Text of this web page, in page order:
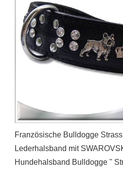
Französische Bulldogge
Lederhalsband mit
Hundehalsband Bulldogge "